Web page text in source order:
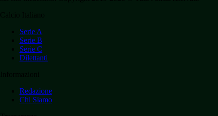
Serie A
Serie B
Serie C
Dilettanti
Redazione
Chi Siamo